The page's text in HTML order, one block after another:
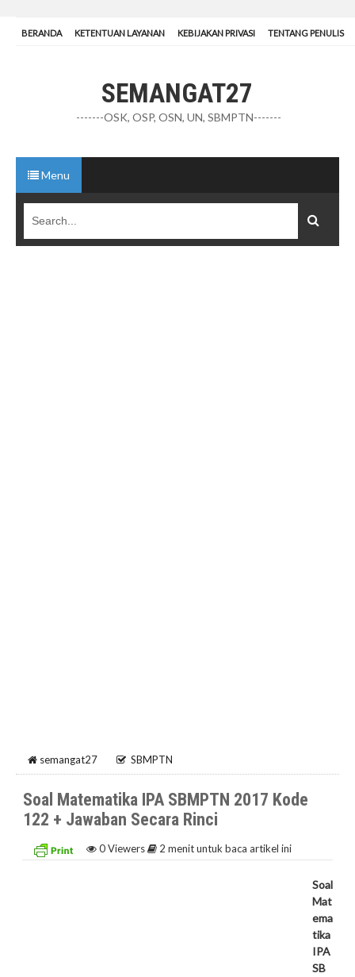
BERANDA KETENTUAN LAYANAN KEBIJAKAN PRIVASI TENTANG PENULIS
SEMANGAT27
-------OSK, OSP, OSN, UN, SBMPTN-------
Menu
semangat27 SBMPTN
Soal Matematika IPA SBMPTN 2017 Kode
122 + Jawaban Secara Rinci
0Viewers 2 menit untuk baca artikel ini
Soal
Mat
ema
tika
IPA
SB